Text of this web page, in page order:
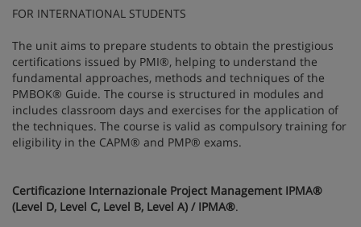
FOR INTERNATIONAL STUDENTS
The unit aims to prepare students to obtain the prestigious
certifications issued by PMI®, helping to understand the
fundamental approaches, methods and techniques of the
PMBOK® Guide. The course is structured in modules and
includes classroom days and exercises for the application of
the techniques. The course is valid as compulsory training for
eligibility in the CAPM® and PMP® exams.
Certificazione Internazionale Project Management IPMA®
(Level D, Level C, Level B, Level A) / IPMA®.